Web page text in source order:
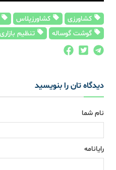
کشاورزی کشاورزپلاس
گوشت گوساله
تنظیم بازاری
دیدگاه تان را بنویسید
نام شما
رایانامه